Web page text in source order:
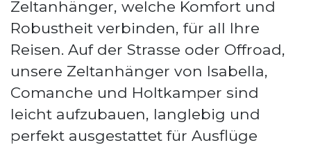
Zeltanhänger, welche Komfort und
Robustheit verbinden, für all Ihre
Reisen. Auf der Strasse oder Offroad,
unsere Zeltanhänger von Isabella,
Comanche und Holtkamper sind
leicht aufzubauen, langlebig und
perfekt ausgestattet für Ausflüge